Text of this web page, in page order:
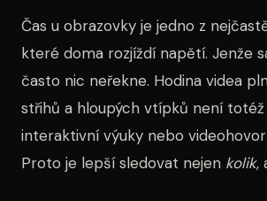
Čas u obrazovky je jedno z
které doma rozjíždí napětí. Jenže
často nic neřekne. Hodina videa
střihů a hloupých vtípků není
interaktivní výuky nebo
Proto je lepší sledovat nejen kolik,